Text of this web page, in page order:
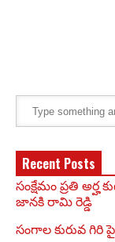
Recent Posts
సంక్షేమం ప్రతి
జానకి రామి రెడ్డి
సంగాల కురువ